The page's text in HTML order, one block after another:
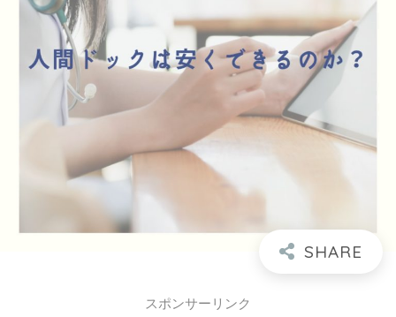
スポンサーリンク